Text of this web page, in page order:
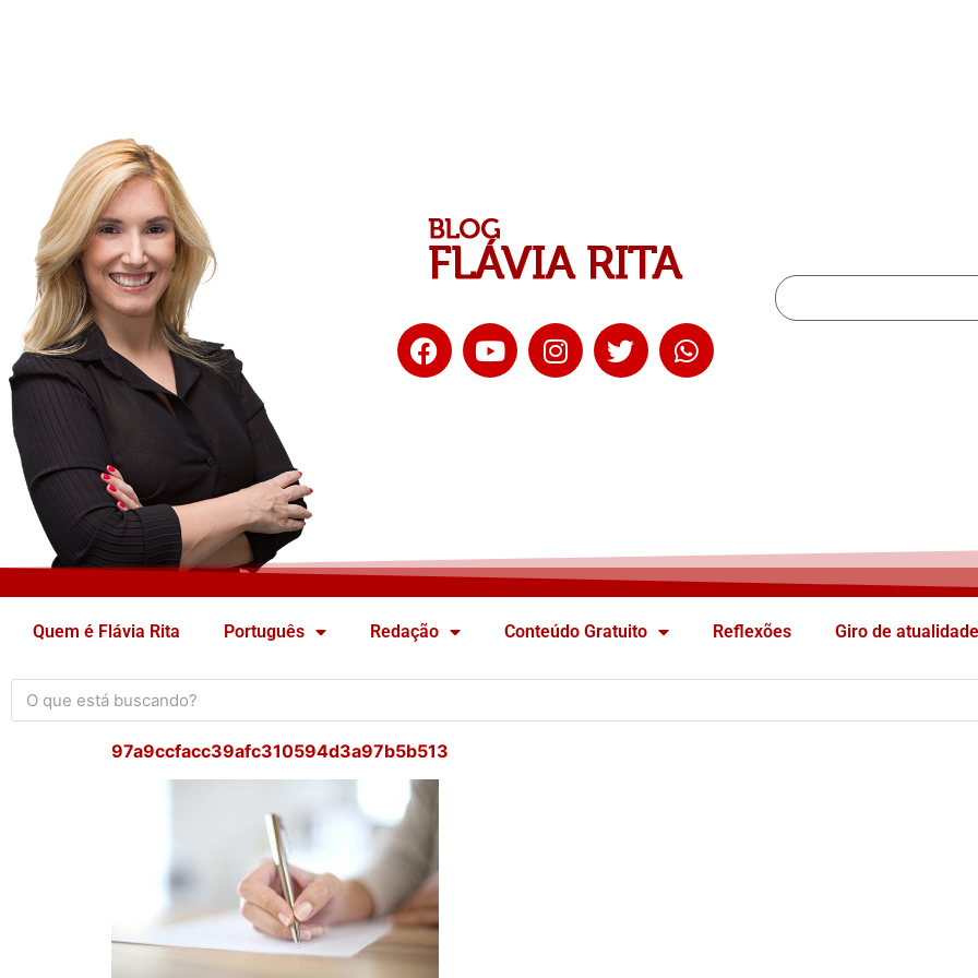
Quem é Flávia Rita Português Redação Conteúdo Gratuito Reflexões Giro de
97a9ccfacc39afc310594d3a97b5b513